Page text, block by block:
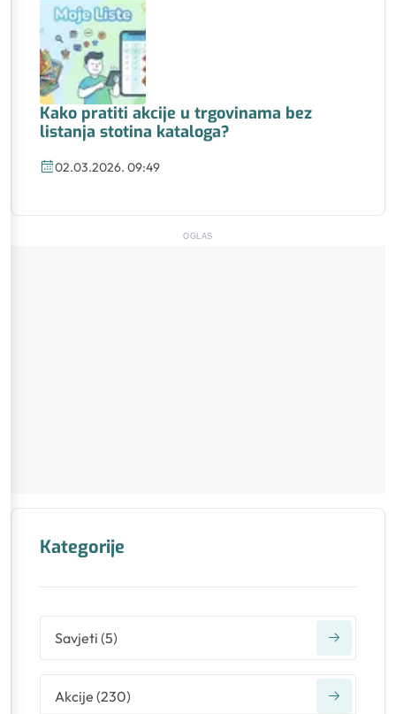
Kako pratiti akcije u trgovinama bez
listanja stotina kataloga?
02.03.2026. 09:49
OGLAS
Kategorije
Savjeti (5)
Akcije (230)